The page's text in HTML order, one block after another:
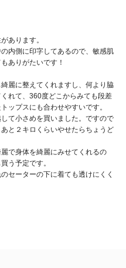
あります。
内側に印字してあるので、敏感肌
ありがたいです！
麗に整えてくれますし、何より脇
れて、360度どこからみても段差
ップスにも合わせやすいです。
て小さめを買いました。ですので
と２キロくらいやせたらちょうど
で身体を綺麗にみせてくれるの
う予定です。
セーターの下に着ても透けにくく